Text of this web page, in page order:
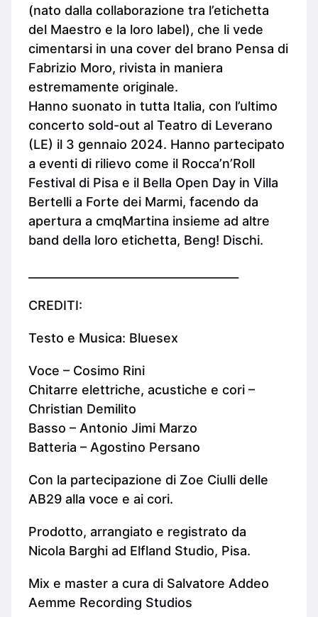
(nato dalla collaborazione tra l’etichetta
del Maestro e la loro label), che li vede
cimentarsi in una cover del brano Pensa di
Fabrizio Moro, rivista in maniera
estremamente originale.
Hanno suonato in tutta Italia, con l’ultimo
concerto sold-out al Teatro di Leverano
(LE) il 3 gennaio 2024. Hanno partecipato
a eventi di rilievo come il Rocca’n’Roll
Festival di Pisa e il Bella Open Day in Villa
Bertelli a Forte dei Marmi, facendo da
apertura a cmqMartina insieme ad altre
band della loro etichetta, Beng! Dischi.
CREDITI:
Testo e Musica: Bluesex
Voce – Cosimo Rini
Chitarre elettriche, acustiche e cori –
Christian Demilito
Basso – Antonio Jimi Marzo
Batteria – Agostino Persano
Con la partecipazione di Zoe Ciulli delle
AB29 alla voce e ai cori.
Prodotto, arrangiato e registrato da
Nicola Barghi ad Elfland Studio, Pisa.
Mix e master a cura di Salvatore Addeo
Aemme Recording Studios